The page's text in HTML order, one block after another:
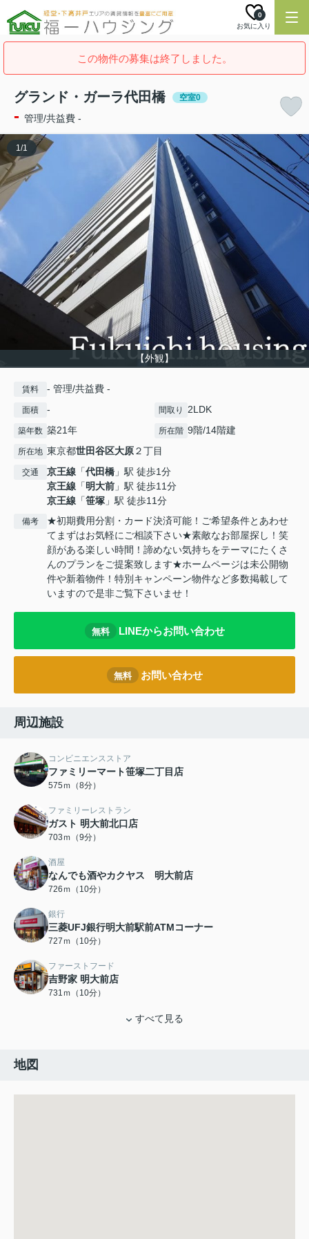
お気に入り
0
この物件の募集は終了しました。
グランド・ガーラ代田橋 空室0
- 管理/共益費 -
【外観】
1/1
賃料 - 管理/共益費 -
面積 - 間取り 2LDK
築年数 築21年 所在階 9階/14階建
所在地 東京都世田谷区大原２丁目
交通 京王線 「代田橋 」駅 徒歩1分
京王線 「明大前 」駅 徒歩11分
京王線 「笹塚 」駅 徒歩11分
備考
★初期費用分割・カード決済可能！ご希望条件とあわせ
てまずはお気軽にご相談下さい★素敵なお部屋探し！笑
顔がある楽しい時間！諦めない気持ちをテーマにたくさ
んのプランをご提案致します★ホームページは未公開物
件や新着物件！特別キャンペーン物件など多数掲載して
いますので是非ご覧下さいませ！
無料 LINEからお問い合わせ
無料 お問い合わせ
周辺施設
コンビニエンスストア
ファミリーマート笹塚二丁目店
575ｍ（8分）
ファミリーレストラン
ガスト 明大前北口店
703ｍ（9分）
酒屋
なんでも酒やカクヤス 明大前店
726ｍ（10分）
銀行
三菱UFJ銀行明大前駅前ATMコーナー
727ｍ（10分）
ファーストフード
吉野家 明大前店
731ｍ（10分）
すべて見る
地図